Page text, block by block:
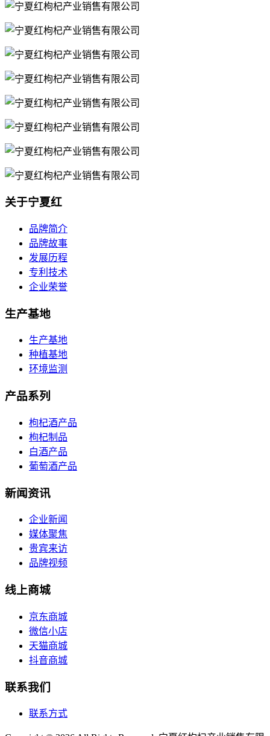
关于宁夏红
品牌简介
品牌故事
发展历程
专利技术
企业荣誉
生产基地
生产基地
种植基地
环境监测
产品系列
枸杞酒产品
枸杞制品
白酒产品
葡萄酒产品
新闻资讯
企业新闻
媒体聚焦
贵宾来访
品牌视频
线上商城
京东商城
微信小店
天猫商城
抖音商城
联系我们
联系方式